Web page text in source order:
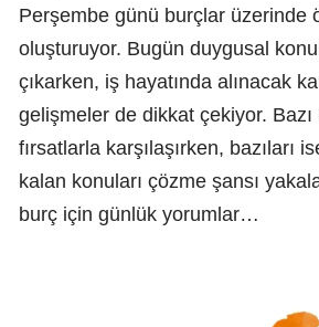
Perşembe günü burçlar üzerinde
oluşturuyor. Bugün duygusal
çıkarken, iş hayatında alınacak
gelişmeler de dikkat çekiyor.
fırsatlarla karşılaşırken, bazıları
kalan konuları çözme şansı
burç için günlük yorumlar…